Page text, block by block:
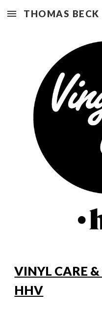
Skip to main content
THOMAS
VINYL CARE
HHV